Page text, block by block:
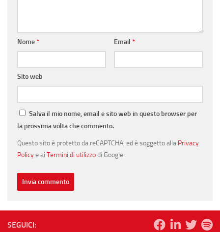
Nome* Email *
Sito web
Salva il mio nome, email e sito web in questo browser per
la prossima volta che commento.
Questo sito è protetto da reCAPTCHA, ed è soggetto alla Privacy
Policye ai Termini di utilizzodi Google.
SEGUICI: